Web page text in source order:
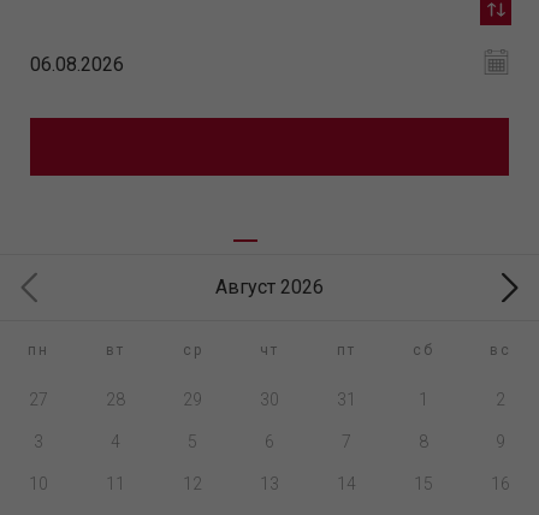
Август 2026
пн вт ср чт пт сб вс
27 28 29 30 31 1 2
3 4 5 6 7 8 9
10 11 12 13 14 15 16